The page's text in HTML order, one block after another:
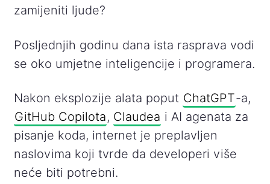
zamijeniti ljude?
Posljednjih godinu dana ista rasprava vodi
se oko umjetne inteligencije i programera.
Nakon eksplozije alata poput ChatGPT-a,
GitHub Copilota, Claudea i AI agenata za
pisanje koda, internet je preplavljen
naslovima koji tvrde da developeri više
neće biti potrebni.